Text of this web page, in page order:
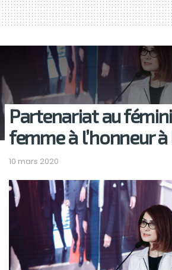
Partenariat au
femme à l’honneur à
10 mars 2020